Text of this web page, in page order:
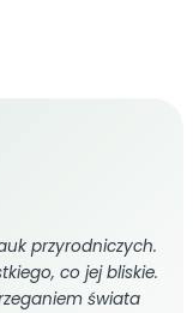
przyrodniczych.
co jej bliskie.
świata